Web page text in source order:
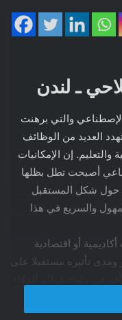
ـ لندن
والتي برهنت
العديد من الوظائف
إن الإمكانيات
أصبحت تطل بظلها
حول شكل المستقبل
والسريع في هذا
أو اقتصادية
ومدى تأثيره مستقبلا على
الإنسانية أو التخلف
مع شات جبت الذي